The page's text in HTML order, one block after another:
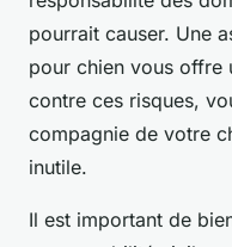
pourrait causer. Une
pour chien vous offre
contre ces risques,
compagnie de votre
inutile.
Il est important de